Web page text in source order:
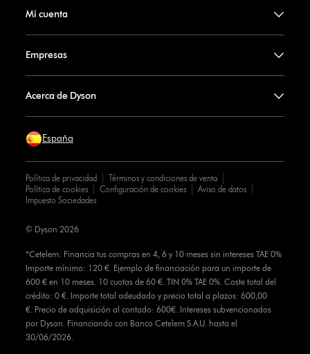
Mi cuenta
Empresas
Acerca de Dyson
España
Política de privacidad
Términos y condiciones de venta
Política de cookies
Configuración de cookies
Aviso de datos
Impuesto Sociedades
*Cetelem: Financia tus compras en 4, 6 y 10 meses sin intereses TAE 0%
Importe mínimo: 120 €. Ejemplo de financiación para un importe de
600 € en 10 meses. 10 cuotas de 60 €. TIN 0% TAE 0%. Coste total del
crédito: 0 €. Importe total adeudado y precio total a plazos: 600,00
€. Precio de adquisición al contado: 600€. Intereses subvencionados
por Dyson. Financiando con Banco Cetelem S.A.U. hasta el
30/06/2026.
© Dyson 2026